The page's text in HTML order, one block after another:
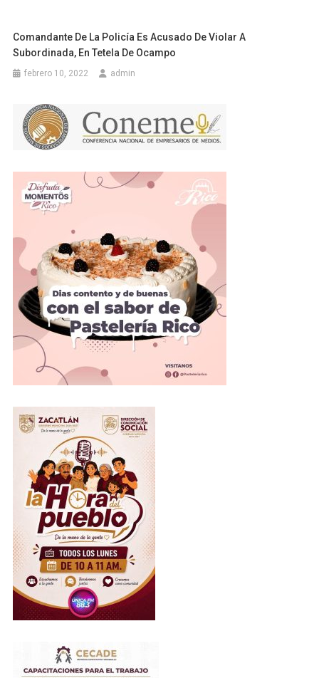
Comandante De La Policía Es Acusado De Violar A
Subordinada, En Tetela De Ocampo
febrero 10, 2022 admin